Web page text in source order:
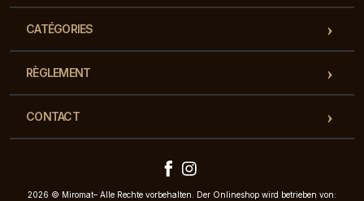
CATÉGORIES
RÈGLEMENT
CONTACT
2026 © Miromat– Alle Rechte vorbehalten. Der Onlineshop wird betrieben von: